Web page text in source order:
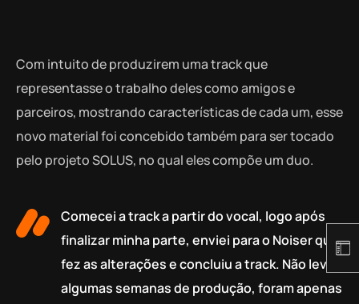
Com intuito de produzirem uma track que
representasse o trabalho deles como amigos e
parceiros, mostrando características de cada um, esse
novo material foi concebido também para ser tocado
pelo projeto SOLUS, no qual eles compõe um duo.
Comecei a track a partir do vocal, logo após
finalizar minha parte, enviei para o Noiser que
fez as alterações e concluiu a track. Não levou
algumas semanas de produção, foram apenas